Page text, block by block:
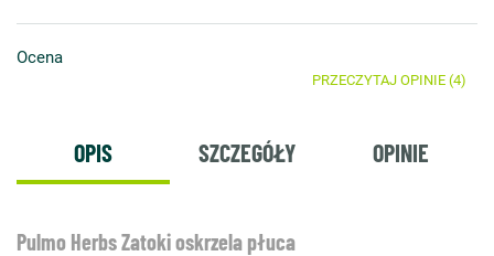
Ocena
PRZECZYTAJ OPINIE (4)
OPIS SZCZEGÓŁY OPINIE
Pulmo Herbs Zatoki oskrzela płuca